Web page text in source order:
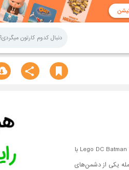
انیمیشن لگو دی سی بتمن : مشکلات خانوادگی Lego DC Batman : Family Matters با
یکی از دشمن‌های